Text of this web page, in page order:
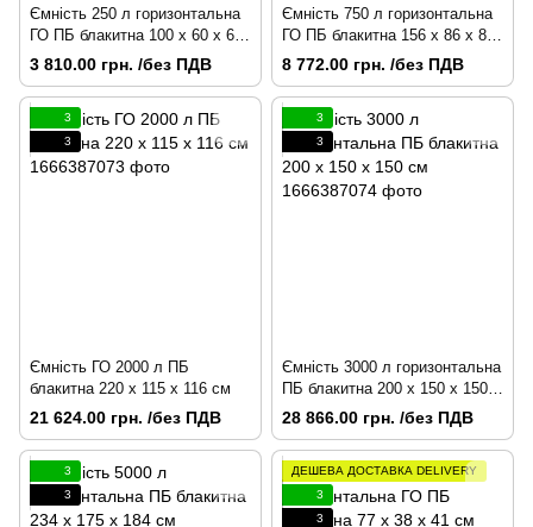
Ємність 250 л горизонтальна
ГО ПБ блакитна 100 х 60 х 68
см
3 810.00 грн. /без ПДВ
Ємність 750 л горизонтальна
ГО ПБ блакитна 156 x 86 x 85
см
8 772.00 грн. /без ПДВ
3
3
Ємність ГО 2000 л ПБ
блакитна 220 x 115 x 116 см
21 624.00 грн. /без ПДВ
3
3
Ємність 3000 л горизонтальна
ПБ блакитна 200 х 150 х 150
см
28 866.00 грн. /без ПДВ
3
3
ДЕШЕВА ДОСТАВКА DELIVERY
3
3